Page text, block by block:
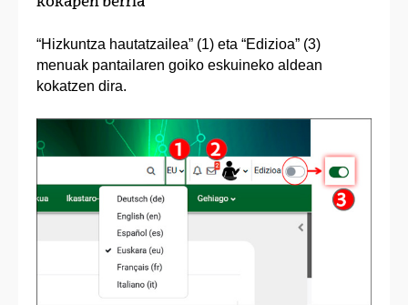
“Hizkuntza hautatzailea” (1) eta “Edizioa” (3)
menuak pantailaren goiko eskuineko aldean
kokatzen dira.